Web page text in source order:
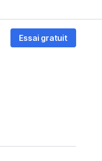
Essai gratuit